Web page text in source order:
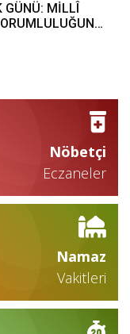
GÜNÜ: MİLLÎ
Nöbetçi
Eczaneler
Namaz
Vakitleri